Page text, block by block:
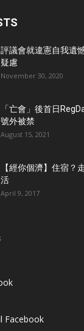
評議會就違憲自我遺
疑慮
November 30, 2020
「亡會」後首日
號外被禁
August 15, 2021
【經你個濟】住宿？
活
April 9, 2017
Facebook